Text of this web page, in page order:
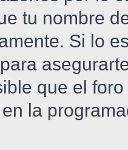
tu nombre
Si lo
que el
la